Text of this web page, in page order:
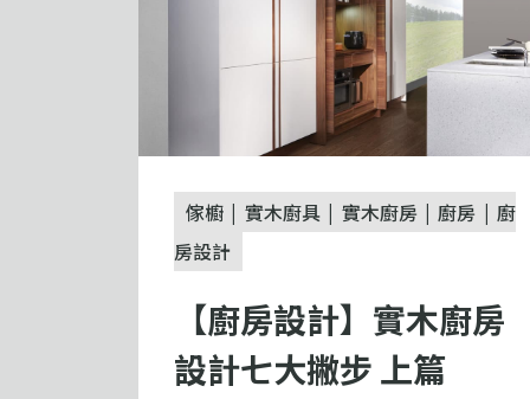
傢櫥 實木廚具 實木廚房 廚房
廚
房設計
【廚房設計】實木廚房
設計七大撇步 上篇